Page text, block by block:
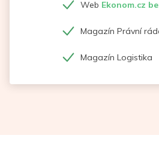
Web Ekonom.cz
Magazín Právní
Magazín Logistika